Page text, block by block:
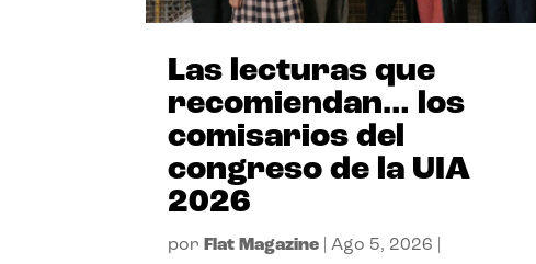
Las lecturas que
recomiendan… los
comisarios del
congreso de la UIA
2026
por Flat Magazine |Ago 5, 2026